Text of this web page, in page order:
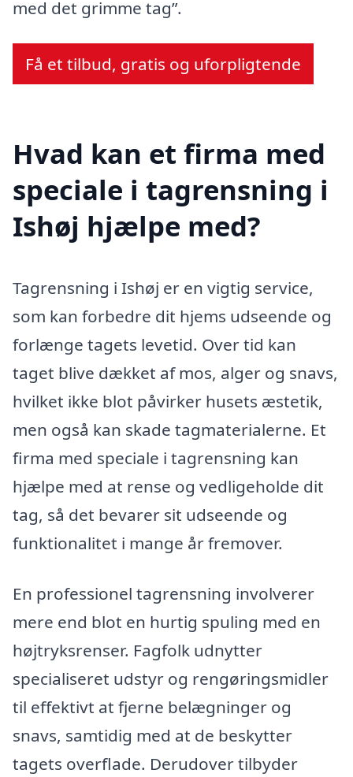
med det grimme tag”.
Få et tilbud, gratis og uforpligtende
Hvad kan et firma med
speciale i tagrensning i
Ishøj hjælpe med?
Tagrensning i Ishøj er en vigtig service,
som kan forbedre dit hjems udseende og
forlænge tagets levetid. Over tid kan
taget blive dækket af mos, alger og snavs,
hvilket ikke blot påvirker husets æstetik,
men også kan skade tagmaterialerne. Et
firma med speciale i tagrensning kan
hjælpe med at rense og vedligeholde dit
tag, så det bevarer sit udseende og
funktionalitet i mange år fremover.
En professionel tagrensning involverer
mere end blot en hurtig spuling med en
højtryksrenser. Fagfolk udnytter
specialiseret udstyr og rengøringsmidler
til effektivt at fjerne belægninger og
snavs, samtidig med at de beskytter
tagets overflade. Derudover tilbyder